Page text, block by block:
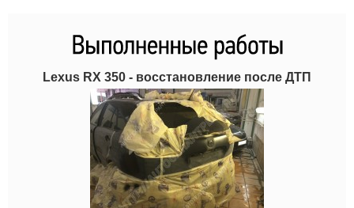
Lexus RX 350 - восстановление после ДТП